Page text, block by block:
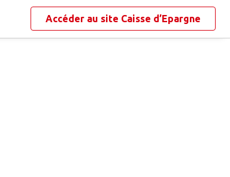
Accéder au site Caisse d’Epargne